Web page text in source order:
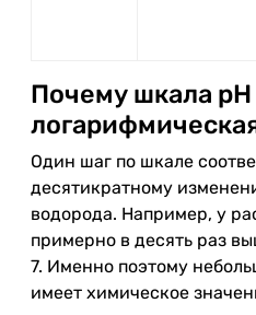
Почему шкала pH
Один шаг по шкале
десятикратному
водорода. Например, у
примерно в десять раз
7. Именно поэтому
имеет химическое